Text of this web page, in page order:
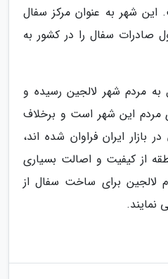
شهر به عنوان مرکز سفال
صادرات سفال را در کشور به
مردم شهر لالجین رسیده و
مردم این شهر است و برخلاف
ایران فراوان شده اند،
از کیفیت و اصالت بسیاری
لالجین برای ساخت سفال از